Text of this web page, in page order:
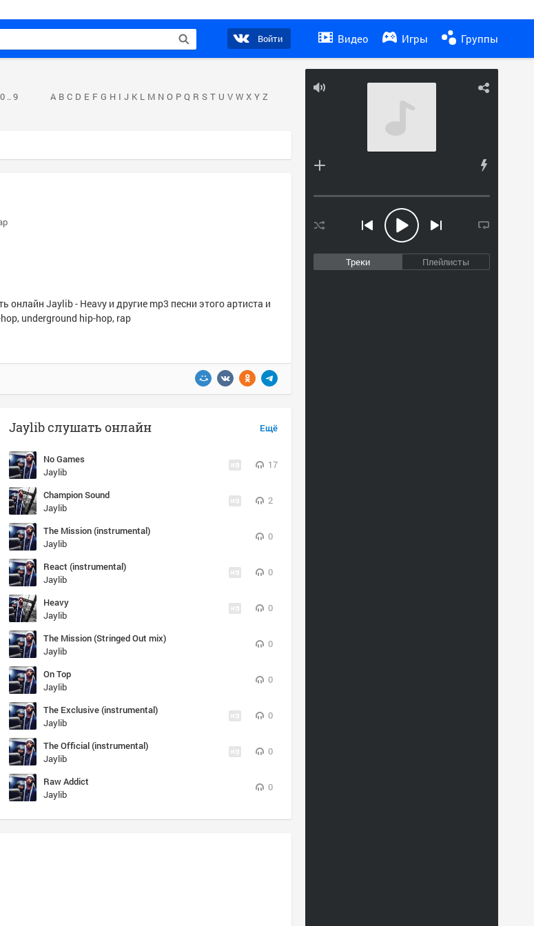
Войти Видео Игры Группы
Треки Плейлисты
0 .. 9 A B C D E F G H I J K L M N O P Q R S T U V W X Y Z
онлайн Jaylib - Heavy и другие mp3 песни этого артиста и
underground hip-hop, rap
Ещё
Jaylib слушать онлайн
No Games
Jaylib
17
Champion Sound
Jaylib
2
The Mission (instrumental)
Jaylib
0
React (instrumental)
Jaylib
0
Heavy
Jaylib
0
The Mission (Stringed Out mix)
Jaylib
0
On Top
Jaylib
0
The Exclusive (instrumental)
Jaylib
0
The Official (instrumental)
Jaylib
0
Raw Addict
Jaylib
0